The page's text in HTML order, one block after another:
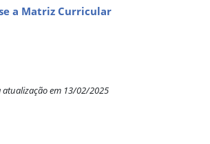
a Matriz Curricular
atualização em 13/02/2025